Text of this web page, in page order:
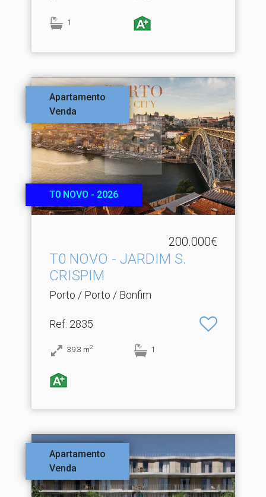
1
Apartamento
Venda
T0 NOVO - 2026
200.000€
T0 NOVO - JARDIM S.​
CRISPIM
Porto / Porto / Bonfim
Ref: 2835
39.3 m2 1
Apartamento
Venda